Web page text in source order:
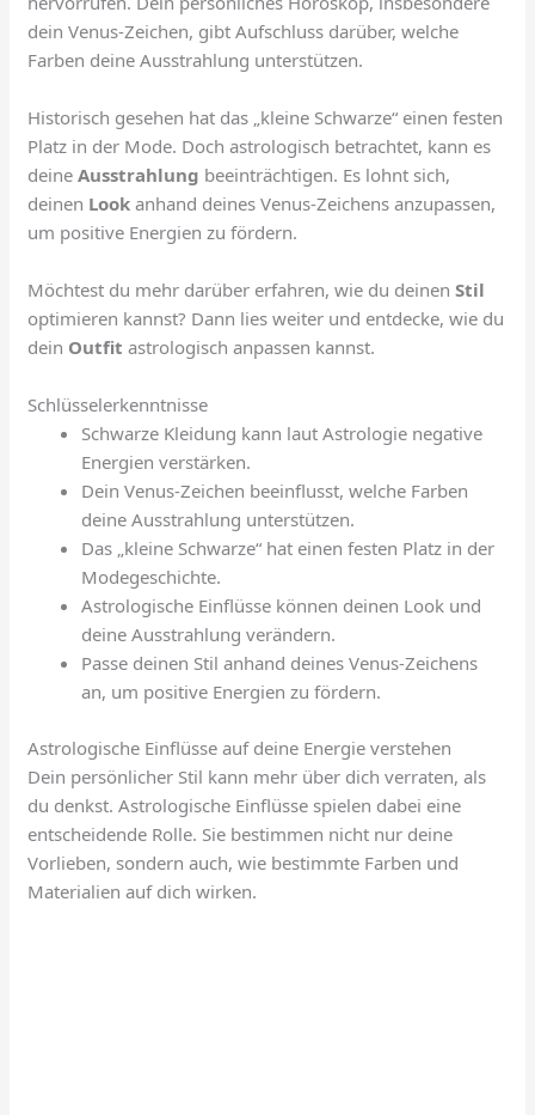
dein Venus-Zeichen, gibt Aufschluss darüber, welche
Farben deine Ausstrahlung unterstützen.
Historisch gesehen hat das „kleine Schwarze“ einen festen
Platz in der Mode. Doch astrologisch betrachtet, kann es
deineAusstrahlung beeinträchtigen. Es lohnt sich,
deinen Look anhand deines Venus-Zeichens anzupassen,
um positive Energien zu fördern.
Möchtest du mehr darüber erfahren, wie du deinenStil
optimieren kannst? Dann lies weiter und entdecke, wie du
dein Outfit astrologisch anpassen kannst.
Schlüsselerkenntnisse
Schwarze Kleidung kann laut Astrologie negative
Energien verstärken.
Dein Venus-Zeichen beeinflusst, welche Farben
deine Ausstrahlung unterstützen.
Das „kleine Schwarze“ hat einen festen Platz in der
Modegeschichte.
Astrologische Einflüsse können deinen Look und
deine Ausstrahlung verändern.
Passe deinen Stil anhand deines Venus-Zeichens
an, um positive Energien zu fördern.
Astrologische Einflüsse auf deine Energie verstehen
Dein persönlicher Stil kann mehr über dich verraten, als
du denkst. Astrologische Einflüsse spielen dabei eine
entscheidende Rolle. Sie bestimmen nicht nur deine
Vorlieben, sondern auch, wie bestimmte Farben und
Materialien auf dich wirken.